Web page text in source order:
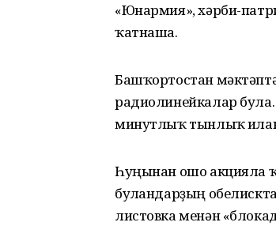
«Юнармия», хәрби-
ҡатнаша.
Башҡортостан
радиолинейкалар
минутлыҡ тынлыҡ
Һуңынан ошо акцияла
булғандарҙың
листовка менән